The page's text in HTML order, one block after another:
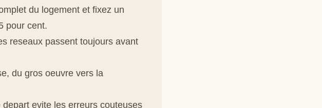
du logement et fixez un
pour cent.
reseaux passent toujours avant
du gros oeuvre vers la
evite les erreurs couteuses